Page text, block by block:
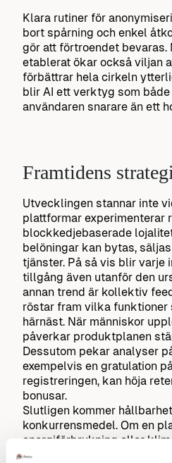
Klara rutiner för
bort spårning och enkel
gör att förtroendet bevaras.
etablerat ökar också viljan
förbättrar hela cirkeln
blir AI ett verktyg som
användaren snarare än ett
Framtidens
Utvecklingen stannar inte
plattformar experimenterar
blockkedjebaserade
belöningar kan bytas,
tjänster. På så vis blir varje
tillgång även utanför den
annan trend är kollektiv
röstar fram vilka funktioner
härnäst. När människor
påverkar produktplanen
Dessutom pekar analyser
exempelvis en gratulation
registreringen, kan höja
bonusar.
Slutligen kommer
konkurrensmedel. Om en
energiförbrukning eller
integreras i tjänsten kan